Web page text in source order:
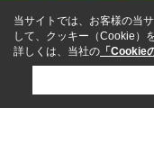
当サイトでは、お客様の当
して、クッキー（Cookie）
詳しくは、当社の 「Cookie